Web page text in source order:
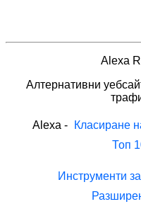
Alexa
Алтернативни
Alexa - Класиране
Топ
Инструменти